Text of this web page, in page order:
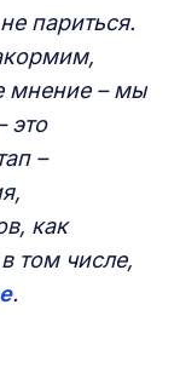
париться.
мнение – мы
это
–
как
том числе,
.